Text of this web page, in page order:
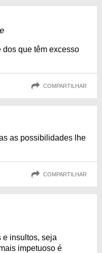
dos que têm excesso
COMPARTILHAR
as possibilidades lhe
COMPARTILHAR
e insultos, seja
impetuoso é